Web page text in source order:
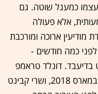
כמעגל שוטה. גם
אלא פעולה
מודיעין ארוכה ומורכבת
כמה חודשים -
בדיעבד. דונלד טראמפ
ובכירי הממשל שלו נחשפו למידע במארס 2018, ושרי קבינט